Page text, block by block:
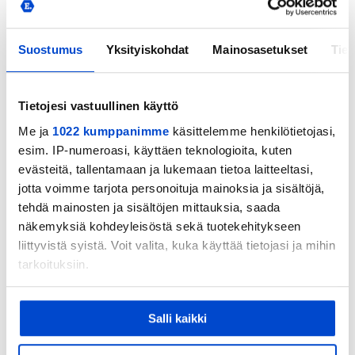
Suostumus Yksityiskohdat Mainosasetukset
Tietojesi vastuullinen käyttö
Me ja 1022 kumppanimme käsittelemme henkilötietojasi,
esim. IP-numeroasi, käyttäen teknologioita, kuten
evästeitä, tallentamaan ja lukemaan tietoa laitteeltasi,
jotta voimme tarjota personoituja mainoksia ja sisältöjä,
tehdä mainosten ja sisältöjen mittauksia, saada
näkemyksiä kohdeyleisöstä sekä tuotekehitykseen
liittyvistä syistä. Voit valita, kuka käyttää tietojasi ja mihin
tarkoituksiin.
Jos sallit, haluamme myös tehdä seuraavia:
Kerätä tietoja maantieteellisestä sijainnistasi,
mahdollisesti muutaman metrin tarkkuudella
Salli kaikki
järjestelmässä on potentiaalia skaalautua
tuotteeksi myös huippu-urheilun ulkopuolisille
asiakasryhmille. Skaalautuminen ja
kansainvälistyminen edellyttävät kuitenkin vielä
lisäpanostuksia tuotteistamiseen”, Aaltonen
selventää.
Eerikkilän MyE.Way-tietopalvelua kehitetään
yhteistyössä Suomen Palloliiton, Suomen
Salibandyliiton ja Turun ammattikorkeakoulun
kanssa. Tietopalvelun uusi versio on jo otettu
käyttöön osassa asiakasryhmiä.
”Olemme nyt lähestymässä sitä pistettä, että
pääsemme vanhasta järjestelmästä eroon ja
kaikki asiakkaat pääsevät käyttämään uutta